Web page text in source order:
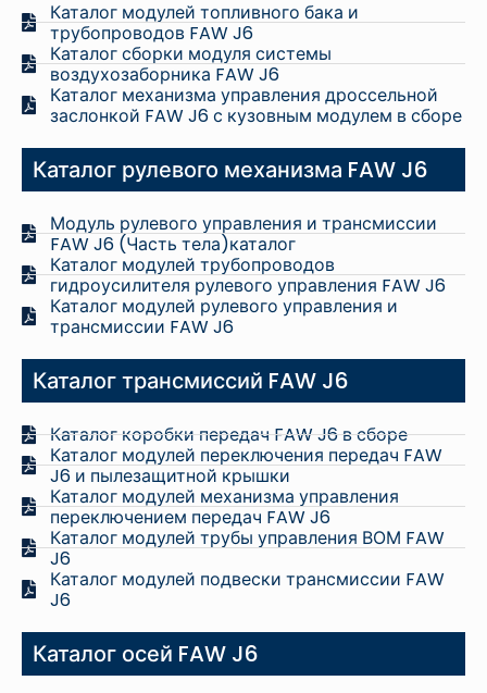
Каталог модулей топливного бака и
трубопроводов FAW J6
Каталог сборки модуля системы
воздухозаборника FAW J6
Каталог механизма управления дроссельной
заслонкой FAW J6 с кузовным модулем в сборе
Каталог рулевого механизма FAW J6
Модуль рулевого управления и трансмиссии
FAW J6 (Часть тела)каталог
Каталог модулей трубопроводов
гидроусилителя рулевого управления FAW J6
Каталог модулей рулевого управления и
трансмиссии FAW J6
Каталог трансмиссий FAW J6
Каталог коробки передач FAW J6 в сборе
Каталог модулей переключения передач FAW
J6 и пылезащитной крышки
Каталог модулей механизма управления
переключением передач FAW J6
Каталог модулей трубы управления ВОМ FAW
J6
Каталог модулей подвески трансмиссии FAW
J6
Каталог осей FAW J6